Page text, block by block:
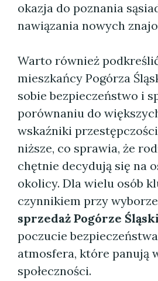
okazja do poznania
nawiązania nowych
Warto również
mieszkańcy Pogórza
sobie bezpieczeństwo i
porównaniu do
wskaźniki
niższe, co sprawia, że
chętnie decydują się na
okolicy. Dla wielu osób
czynnikiem przy wyborze
sprzedaż Pogórze
poczucie
atmosfera, które panują
społeczności.